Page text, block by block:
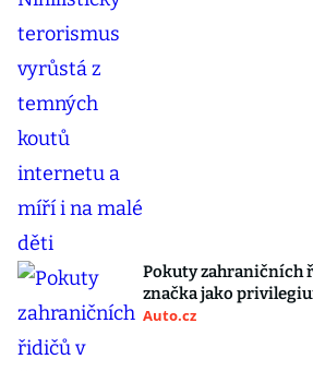
Pokuty zahraničních
značka jako
Auto.cz